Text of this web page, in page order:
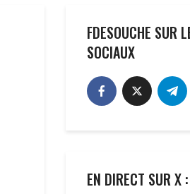
FDESOUCHE SUR
SOCIAUX
EN DIRECT SUR X :